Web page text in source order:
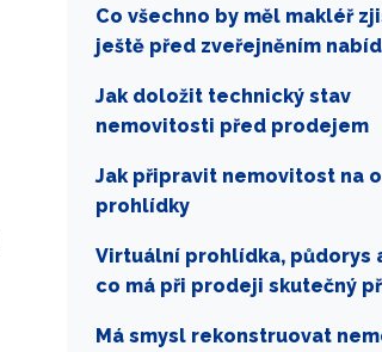
Co všechno by měl makléř
ještě před zveřejněním
Jak doložit technický stav
nemovitosti před prodejem
Jak připravit nemovitost na
prohlídky
Virtuální prohlídka, půdorys
co má při prodeji skutečný
Má smysl rekonstruovat